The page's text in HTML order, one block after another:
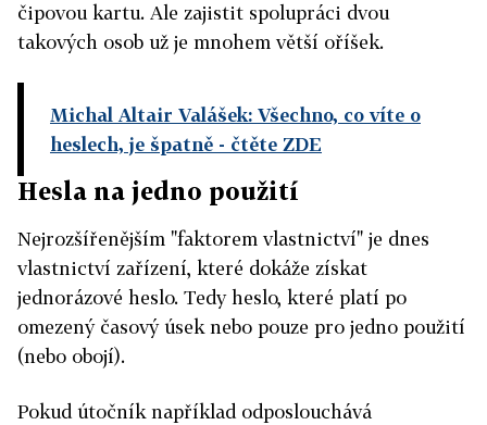
čipovou kartu. Ale zajistit spolupráci dvou
takových osob už je mnohem větší oříšek.
Michal Altair Valášek: Všechno, co víte o
heslech, je špatně - čtěte ZDE
Hesla na jedno použití
Nejrozšířenějším "faktorem vlastnictví" je dnes
vlastnictví zařízení, které dokáže získat
jednorázové heslo. Tedy heslo, které platí po
omezený časový úsek nebo pouze pro jedno použití
(nebo obojí).
Pokud útočník například odposlouchává